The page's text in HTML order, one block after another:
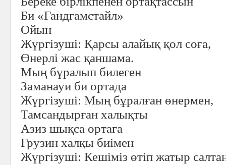
Би «Гандгамстайл»
Ойын
Жүргізуші: Қарсы алайық қол соға,
Өнерлі жас қаншама.
Мың бұралып билеген
Заманауи би ортада
Жүргізуші: Мың бұралған өнермен,
Тамсандырған халықты
Азиз шықса ортаға
Грузин халқы биімен
Жүргізуші: Кешіміз өтіп жатыр